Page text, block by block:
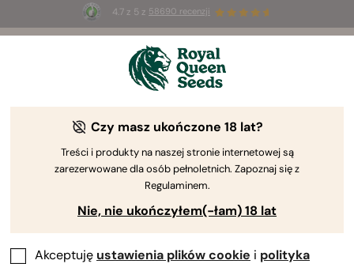
4.7 z 5 z 58690 recenzji
Summer Sales: do 50% zniżki
na wybrane produkty ⏤
Zwycięzcy
pucharów konopnych
Wszystko Feminizowane Hybrydy F1 Automaty
Czy masz ukończone 18 lat?
Treści i produkty na naszej stronie internetowej są
zarezerwowane dla osób pełnoletnich. Zapoznaj się z
Regulaminem.
Nie, nie ukończyłem(-łam) 18 lat
Akceptuję ustawienia plików cookie i polityka